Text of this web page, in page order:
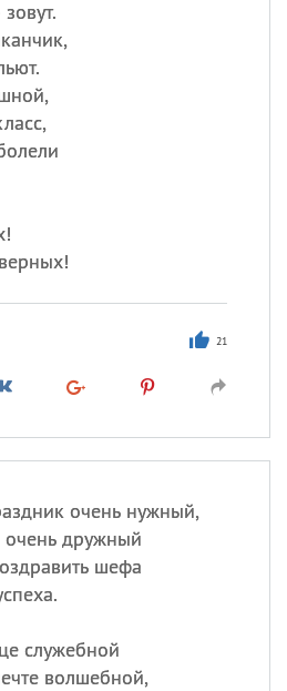
21
очень нужный,
дружный
шефа
служебной
волшебной,